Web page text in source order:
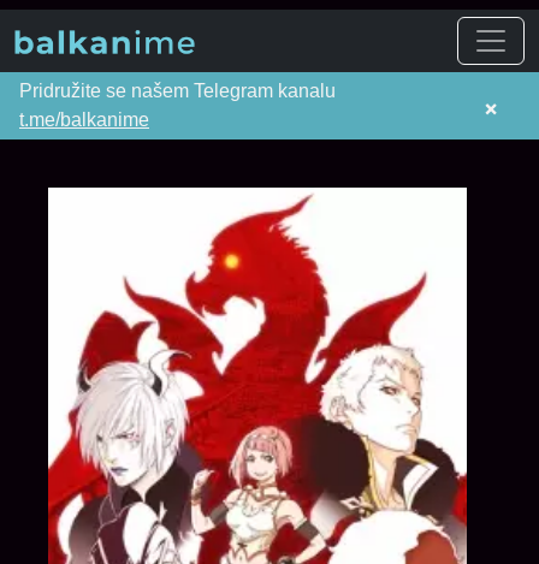
Pridružite se našem Telegram kanalu
t.me/balkanime
×